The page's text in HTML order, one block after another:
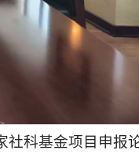
科基金项目申报